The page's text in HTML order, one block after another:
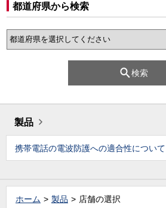
都道府県から検索
検索
製品
携帯電話の電波防護への適合性について
ホーム 製品 店舗の選択